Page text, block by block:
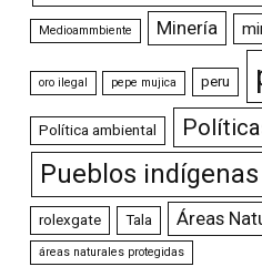
Medioammbiente Minería
oro ilegal pepe mujica peru
Política ambiental
Pueblos indígenas
rolexgate Tala Áreas
áreas naturales protegidas